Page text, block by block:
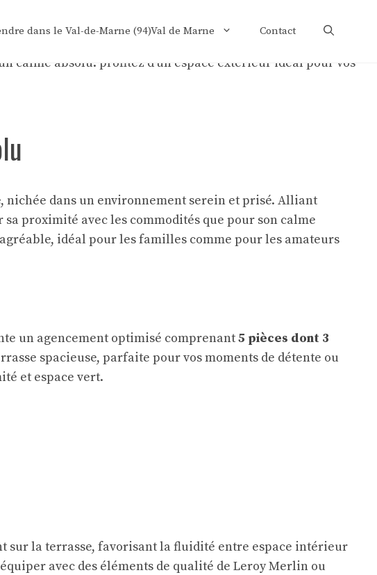
dans le Val-de-Marne (94)Val de Marne Contact
nichée dans un environnement serein et prisé. Alliant
proximité avec les commodités que pour son calme
idéal pour les familles comme pour les amateurs
un agencement optimisé comprenant5 pièces dont 3
spacieuse, parfaite pour vos moments de détente ou
et espace vert.
sur la terrasse, favorisant la fluidité entre espace intérieur
avec des éléments de qualité de Leroy Merlin ou